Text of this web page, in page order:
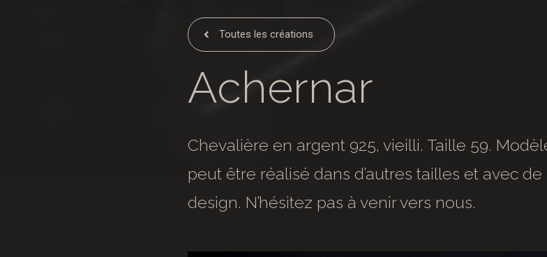
Toutes les créations
Achernar
Chevalière en argent 925, vieilli. Taille 59.
peut être réalisé dans d’autres tailles et avec
design. N’hésitez pas à venir vers nous.